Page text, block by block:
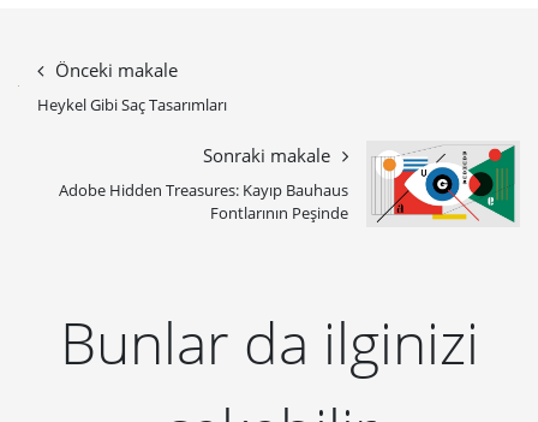
Önceki makale
Heykel Gibi Saç Tasarımları
Sonraki makale
Adobe Hidden Treasures: Kayıp Bauhaus
Fontlarının Peşinde
Bunlar da ilginizi